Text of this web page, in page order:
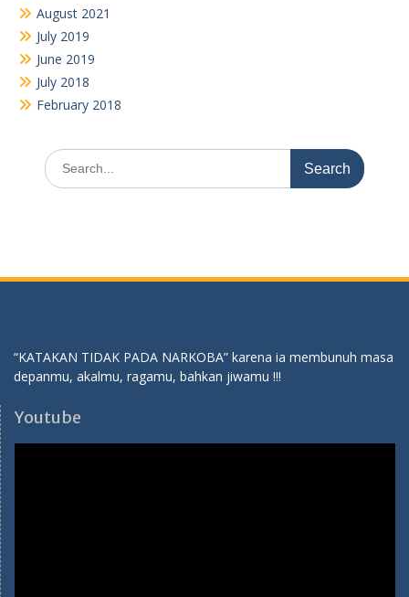
August 2021
July 2019
June 2019
July 2018
February 2018
Search
for:
“KATAKAN TIDAK PADA NARKOBA” karena ia membunuh masa
depanmu, akalmu, ragamu, bahkan jiwamu !!!
Youtube